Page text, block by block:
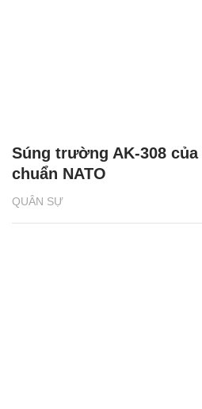
QUÂN SỰ
Súng trường AK-308 của
chuẩn NATO